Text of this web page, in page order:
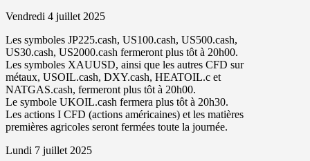
Vendredi 4 juillet 2025
Les symboles JP225.cash, US100.cash, US500.cash,
US30.cash, US2000.cash fermeront plus tôt à 20h00.
Les symboles XAUUSD, ainsi que les autres CFD sur
métaux, USOIL.cash, DXY.cash, HEATOIL.c et
NATGAS.cash, fermeront plus tôt à 20h00.
Le symbole UKOIL.cash fermera plus tôt à 20h30.
Les actions I CFD (actions américaines) et les matières
premières agricoles seront fermées toute la journée.
Lundi 7 juillet 2025